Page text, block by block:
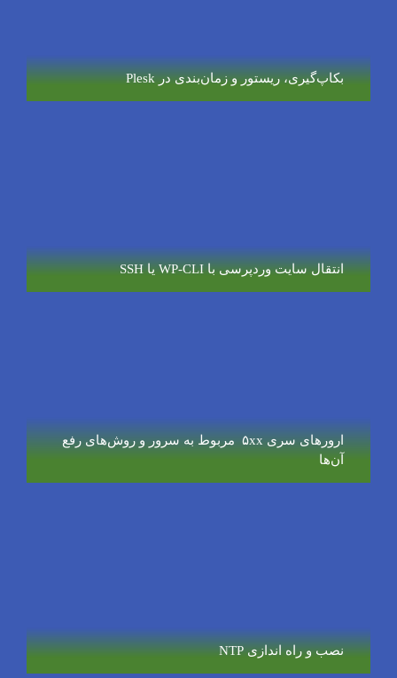
بکاپ‌گیری، ریستور و زمان‌بندی در Plesk
انتقال سایت وردپرسی با WP-CLI یا SSH
ارورهای سری ۵xx مربوط به سرور و روش‌های رفع
آن‌ها
نصب و راه اندازی NTP